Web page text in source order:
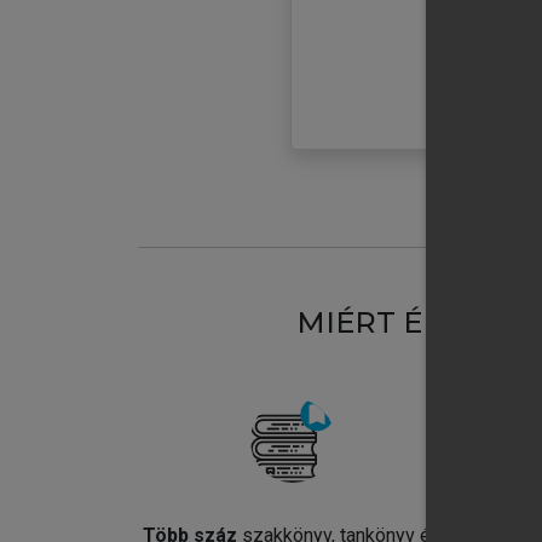
MIÉRT
Több száz szakkönyv, tankönyv és